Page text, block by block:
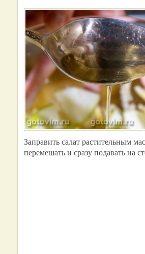
Заправить салат растительным
перемешать и сразу подавать на